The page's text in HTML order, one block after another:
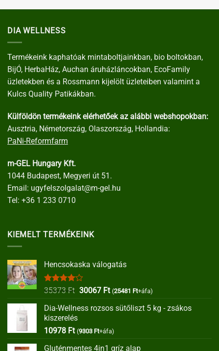
DIA WELLNESS
Termékeink kaphatóak mintaboltjainkban, bio boltokban,
BijÓ, HerbaHáz, Auchan áruházláncokban, EcoFamily
üzletekben és a Rossmann kijelölt üzleteiben valamint a
Kulcs Quality Patikákban.
Külföldön termékeink elérhetőek az alábbi webshopokban:
Ausztria, Németország, Olaszország, Hollandia:
PaNi-Reformfarm
m-GEL Hungary Kft.
1044 Budapest, Megyeri út 51.
Email: ugyfelszolgalat@m-gel.hu
Tel: +36 1 233 0710
KIEMELT TERMÉKEINK
Hencsokaska válogatás
Értékelés:
35373Ft Original
was:
30067 FtCurrent
is:
(25481 Ft+áfa)
Dia-Wellness rozsos sütőliszt 5 kg - zsákos
kiszerelés
10978 Ft (9303 Ft+áfa)
Gluténmentes 4in1 gríz alap